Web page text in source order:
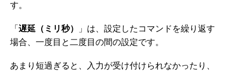
す。
「 遅延（ミリ秒）
」は、設定したコマンドを繰り返す
場合、一度目と二度目の間の設定です。
あまり短過ぎると、入力が受け付けられなかったり、